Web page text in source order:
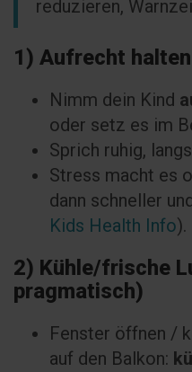
reduzieren,
1) Aufrecht
Nimm dein Kind
oder setz es im
Sprich ruhig,
Stress macht es
dann schneller
Kids Health Info).
2) Kühle/frische
pragmatisch)
Fenster öffnen /
auf den Balkon: